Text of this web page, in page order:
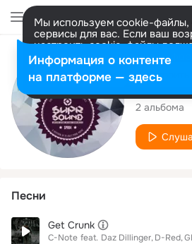
Мы используем cookie-файлы,
сервисы для вас. Если ваш
настроить cookie-файлы
представитель. Больше
Разрешить все Настроить
D-Red
2 альбома
Песни
Get Crunk
C-Note feat. Daz Dillinger D-Red
Информация о контенте
на платформе — здесь